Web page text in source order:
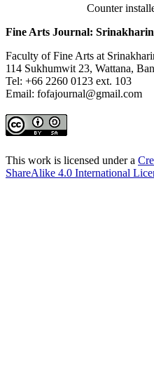
Counter
Fine Arts Journal:
Faculty of Fine Arts at
114 Sukhumwit 23, Wattana,
Tel: +66 2260 0123 ext. 103
Email: fofajournal@gmail.com
This work is licensed under a
ShareAlike 4.0 International